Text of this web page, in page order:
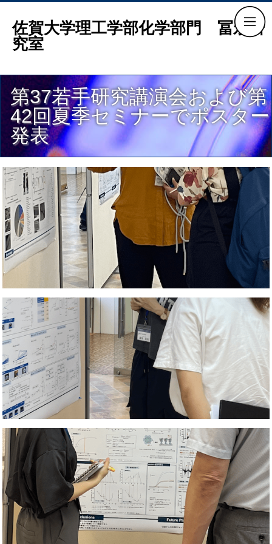
佐賀大学理工学部化学部門 冨永研
究室
第37若手研究講演会および第
42回夏季セミナーでポスター
発表